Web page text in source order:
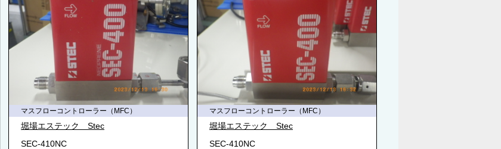
マスフローコントローラー（MFC）
堀場エステック Stec
SEC-410NC
マスフローコントローラー（MFC）
堀場エステック Stec
SEC-410NC